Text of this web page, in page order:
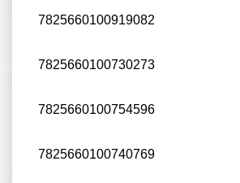
7825660100919082
7825660100730273
7825660100754596
7825660100740769